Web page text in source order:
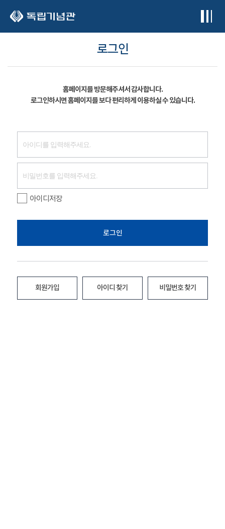
로그인
홈페이지를 방문해주셔서 감사합니다.
로그인하시면 홈페이지를 보다 편리하게 이용하실 수 있습니다.
아이디저장
로그인
회원가입 아이디 찾기 비밀번호 찾기